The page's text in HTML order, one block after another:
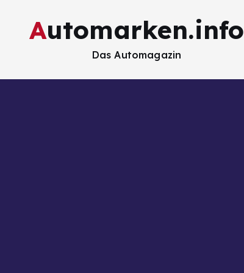
Automarken.info
Das Automagazin